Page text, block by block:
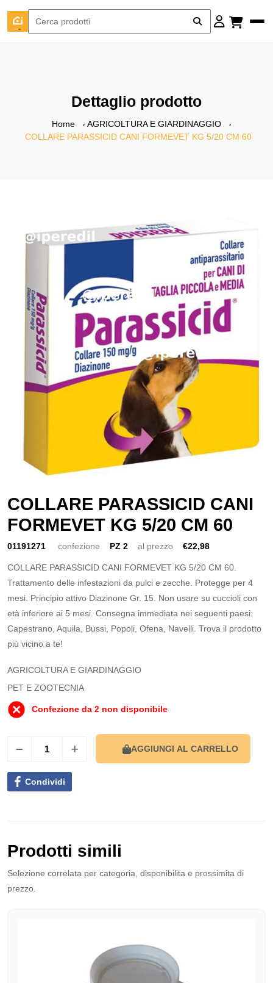
Dettaglio prodotto
Home
AGRICOLTURA E GIARDINAGGIO
COLLARE PARASSICID CANI FORMEVET KG 5/20 CM 60
COLLARE PARASSICID CANI
FORMEVET KG 5/20 CM 60
01191271 confezione PZ 2 al prezzo €22,98
COLLARE PARASSICID CANI FORMEVET KG 5/20 CM 60.
Trattamento delle infestazioni da pulci e zecche. Protegge per 4
mesi. Principio attivo Diazinone Gr. 15. Non usare su cuccioli con
età inferiore ai 5 mesi. Consegna immediata nei seguenti paesi:
Capestrano, Aquila, Bussi, Popoli, Ofena, Navelli. Trova il prodotto
più vicino a te!
AGRICOLTURA E GIARDINAGGIO
PET E ZOOTECNIA
Confezione da 2 non disponibile
AGGIUNGI AL CARRELLO
Condividi
Prodotti simili
Selezione correlata per categoria, disponibilita e prossimita di
prezzo.